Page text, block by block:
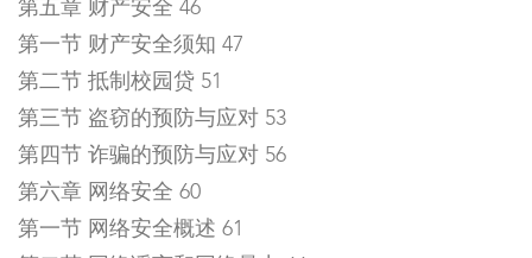
第五章 财产安全 46
第一节 财产安全须知 47
第二节 抵制校园贷 51
第三节 盗窃的预防与应对 53
第四节 诈骗的预防与应对 56
第六章 网络安全 60
第一节 网络安全概述 61